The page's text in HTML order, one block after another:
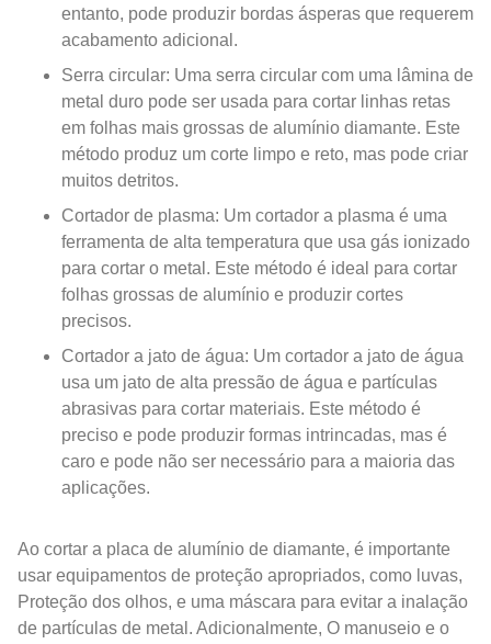
entanto, pode produzir bordas ásperas que requerem
acabamento adicional.
Serra circular: Uma serra circular com uma lâmina de
metal duro pode ser usada para cortar linhas retas
em folhas mais grossas de alumínio diamante. Este
método produz um corte limpo e reto, mas pode criar
muitos detritos.
Cortador de plasma: Um cortador a plasma é uma
ferramenta de alta temperatura que usa gás ionizado
para cortar o metal. Este método é ideal para cortar
folhas grossas de alumínio e produzir cortes
precisos.
Cortador a jato de água: Um cortador a jato de água
usa um jato de alta pressão de água e partículas
abrasivas para cortar materiais. Este método é
preciso e pode produzir formas intrincadas, mas é
caro e pode não ser necessário para a maioria das
aplicações.
Ao cortar a placa de alumínio de diamante, é importante
usar equipamentos de proteção apropriados, como luvas,
Proteção dos olhos, e uma máscara para evitar a inalação
de partículas de metal. Adicionalmente, O manuseio e o